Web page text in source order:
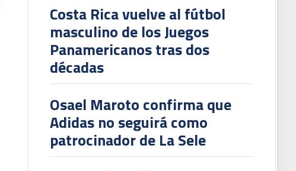
Costa Rica vuelve al fútbol
masculino de los Juegos
Panamericanos tras dos
décadas
Osael Maroto confirma que
Adidas no seguirá como
patrocinador de La Sele